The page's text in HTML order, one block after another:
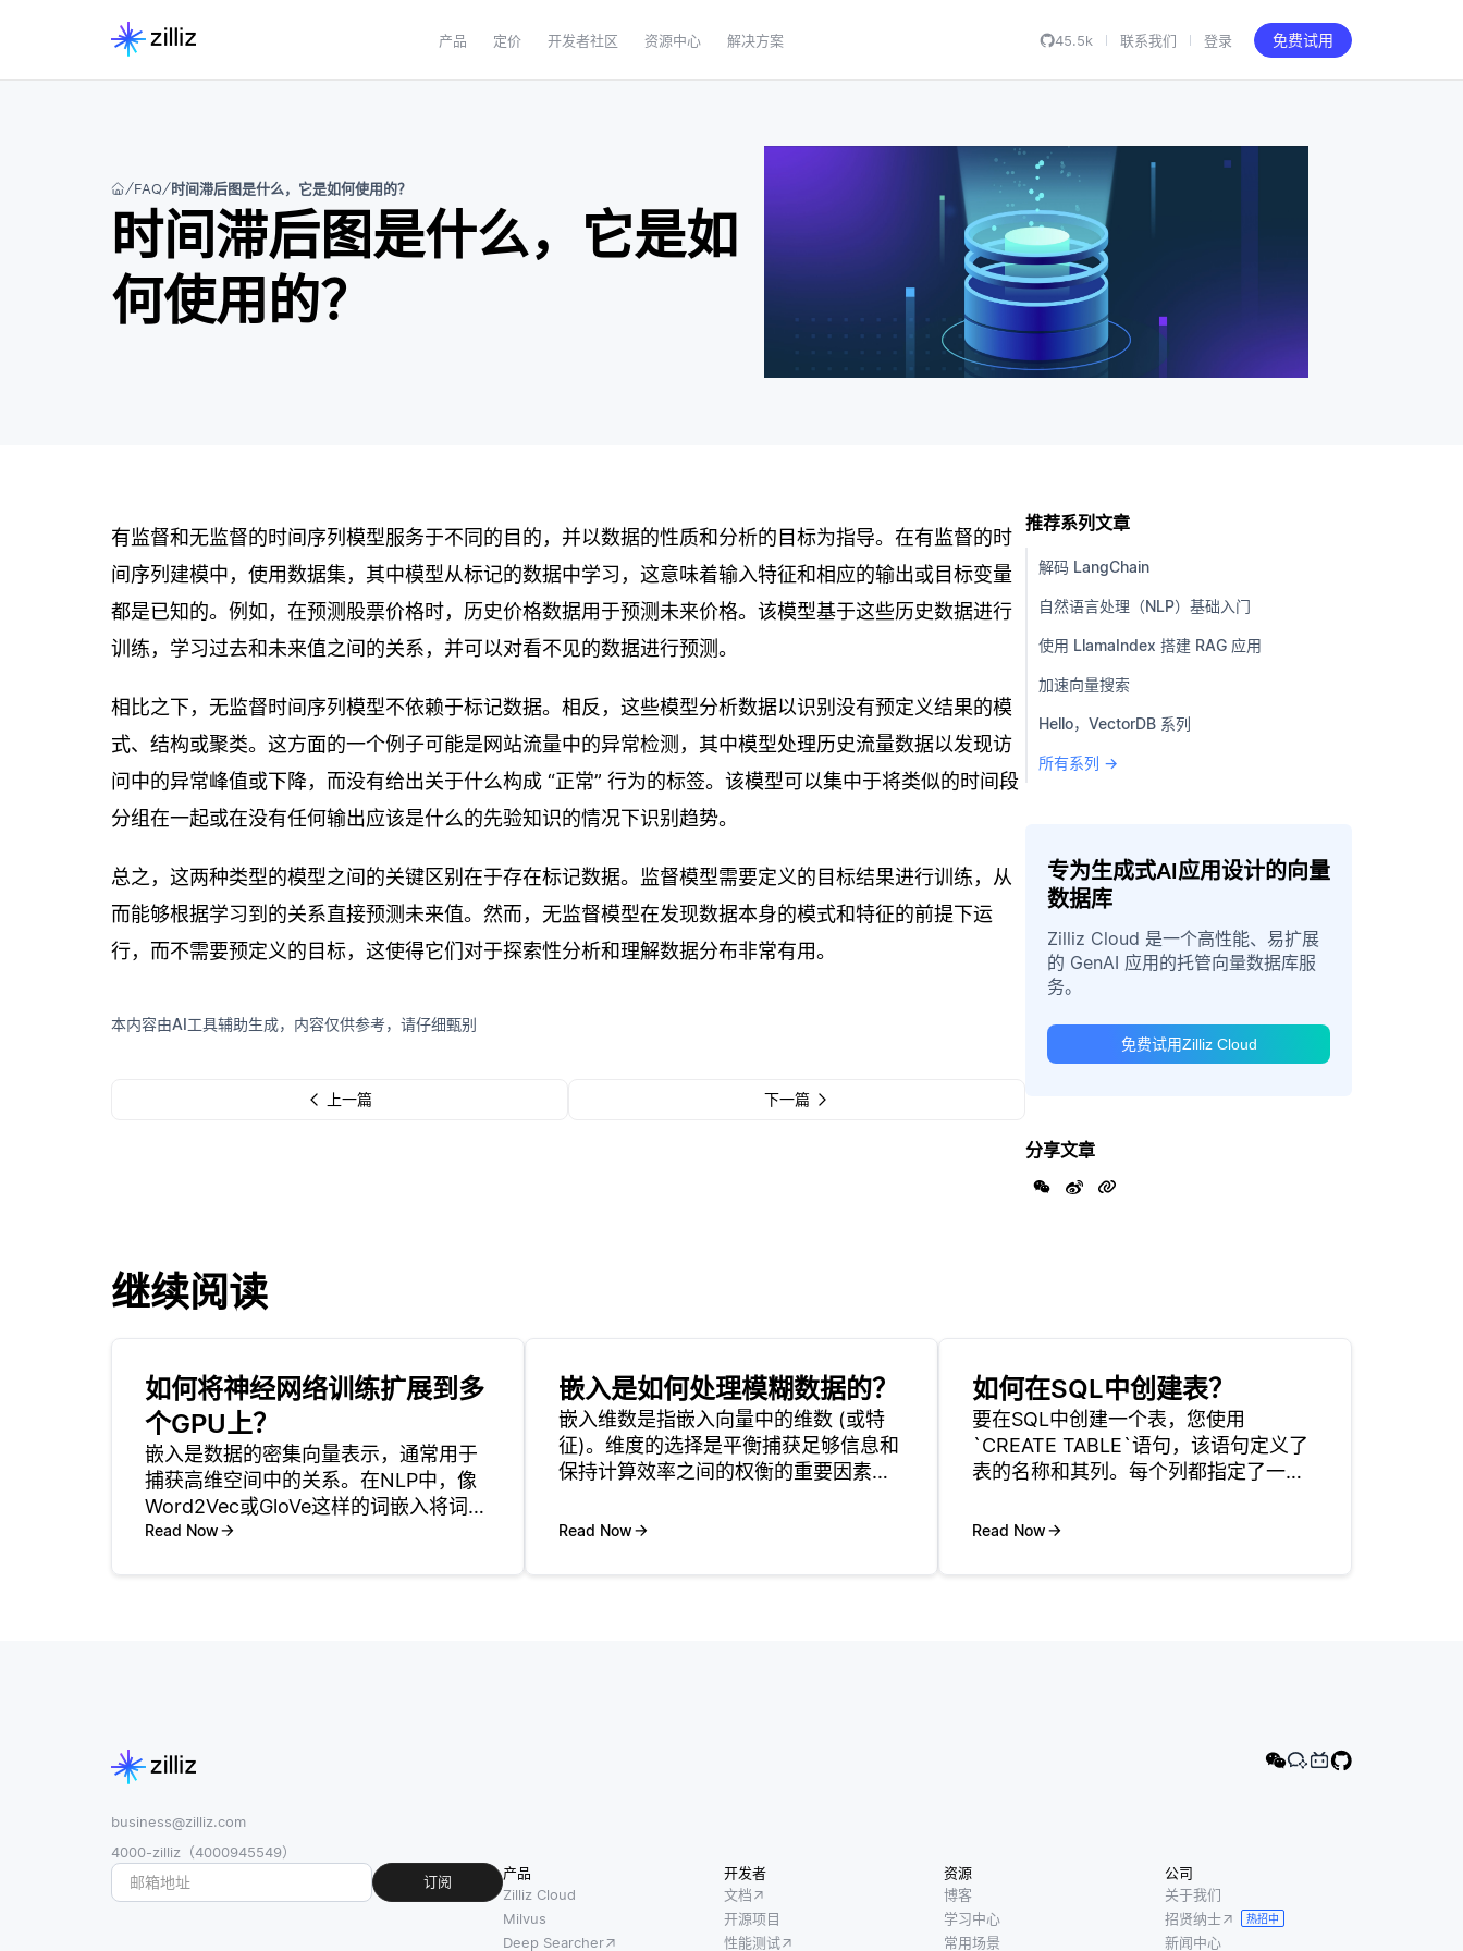
产品 定价 开发者社区 资源中心 解决方案 45.5k 联系我们 登录 免费试用
FAQ 时间滞后图是什么，它是如何使用的？
时间滞后图是什么，它是如
何使用的？
有监督和无监督的时间序列模型服务于不同的目的，并以数据的性质和分析的目标为指导。在有监督的时
间序列建模中，使用数据集，其中模型从标记的数据中学习，这意味着输入特征和相应的输出或目标变量
都是已知的。例如，在预测股票价格时，历史价格数据用于预测未来价格。该模型基于这些历史数据进行
训练，学习过去和未来值之间的关系，并可以对看不见的数据进行预测。
相比之下，无监督时间序列模型不依赖于标记数据。相反，这些模型分析数据以识别没有预定义结果的模
式、结构或聚类。这方面的一个例子可能是网站流量中的异常检测，其中模型处理历史流量数据以发现访
问中的异常峰值或下降，而没有给出关于什么构成 “正常” 行为的标签。该模型可以集中于将类似的时间段
分组在一起或在没有任何输出应该是什么的先验知识的情况下识别趋势。
总之，这两种类型的模型之间的关键区别在于存在标记数据。监督模型需要定义的目标结果进行训练，从
而能够根据学习到的关系直接预测未来值。然而，无监督模型在发现数据本身的模式和特征的前提下运
行，而不需要预定义的目标，这使得它们对于探索性分析和理解数据分布非常有用。
本内容由AI工具辅助生成，内容仅供参考，请仔细甄别
上一篇 下一篇
推荐系列文章
解码 LangChain
自然语言处理（NLP）基础入门
使用 LlamaIndex 搭建 RAG 应用
加速向量搜索
Hello，VectorDB 系列
所有系列 →
专为生成式AI应用设计的向量
数据库
Zilliz Cloud 是一个高性能、易扩展
的 GenAI 应用的托管向量数据库服
务。
免费试用Zilliz Cloud
分享文章
继续阅读
如何将神经网络训练扩展到多
个GPU上？
嵌入是数据的密集向量表示，通常用于
捕获高维空间中的关系。在NLP中，像
Word2Vec或GloVe这样的词嵌入将词表
示为向量，编码语义和句法信息。例
Read Now
嵌入是如何处理模糊数据的？
嵌入维数是指嵌入向量中的维数 (或特
征)。维度的选择是平衡捕获足够信息和
保持计算效率之间的权衡的重要因素。
关系，但它们也需要更多的内存和计算
Read Now
如何在SQL中创建表？
要在SQL中创建一个表，您使用
`CREATE TABLE`语句，该语句定义了
表的名称和其列。每个列都指定了一个
以存储何种类型的数据，例如整数、文
Read Now
business@zilliz.com
4000-zilliz（4000945549）
订阅
产品
Zilliz Cloud
Milvus
Deep Searcher
开发者
文档
开源项目
性能测试
资源
博客
学习中心
常用场景
公司
关于我们
招贤纳士
热招中
新闻中心